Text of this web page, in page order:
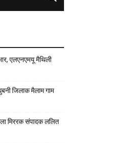
एलएनएमयू मैथिली
जिलाक मैलाम गाम
मिररक संपादक ललित